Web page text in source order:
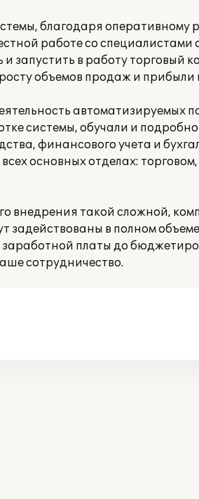
благодаря
работе со специалистами
запустить в работу торговый
объемов продаж и
автоматизируемых
системы, обучали и
финансового учета и
основных отделах:
внедрения такой сложной,
задействованы в полном
платы до
сотрудничество.